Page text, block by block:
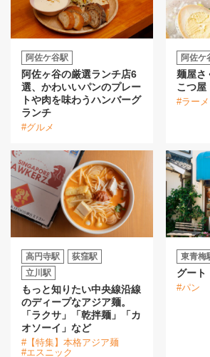
阿佐ケ谷駅
阿佐ヶ谷の厳選ランチ店6
選、かわいいパンのプレー
トや肉を味わうハンバーグ
ランチ
#グルメ
阿佐ケ
麺屋さ
こつ屋
#ラー
高円寺駅
荻窪駅
立川駅
もっと知りたい中央線沿線
のディープなアジア麺。
「ラクサ」「乾拌麺」「カ
オソーイ」など
#【特集】本格アジア麺
#エスニック
東青梅
グート
#パン